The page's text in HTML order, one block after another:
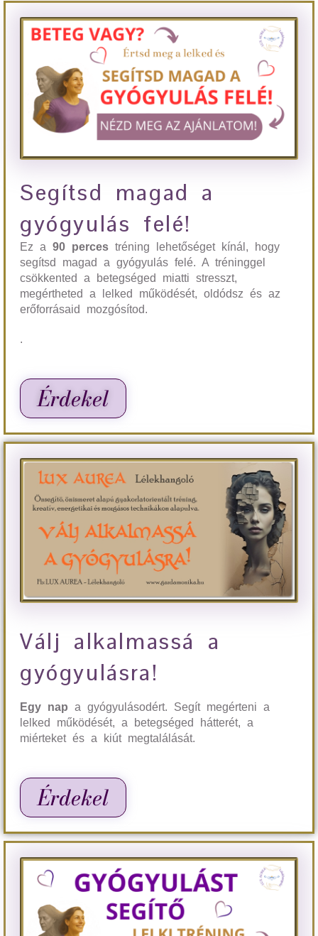
Segítsd magad a
gyógyulás felé!
Ez a 90 perces tréning lehetőséget kínál, hogy
segítsd magad a gyógyulás felé. A tréninggel
csökkented a betegséged miatti stresszt,
megértheted a lelked működését, oldódsz és az
erőforrásaid mozgósítod.
.
Érdekel
Válj alkalmassá a
gyógyulásra!
Egy nap a gyógyulásodért. Segít megérteni a
lelked működését, a betegséged hátterét, a
miérteket és a kiút megtalálását.
Érdekel